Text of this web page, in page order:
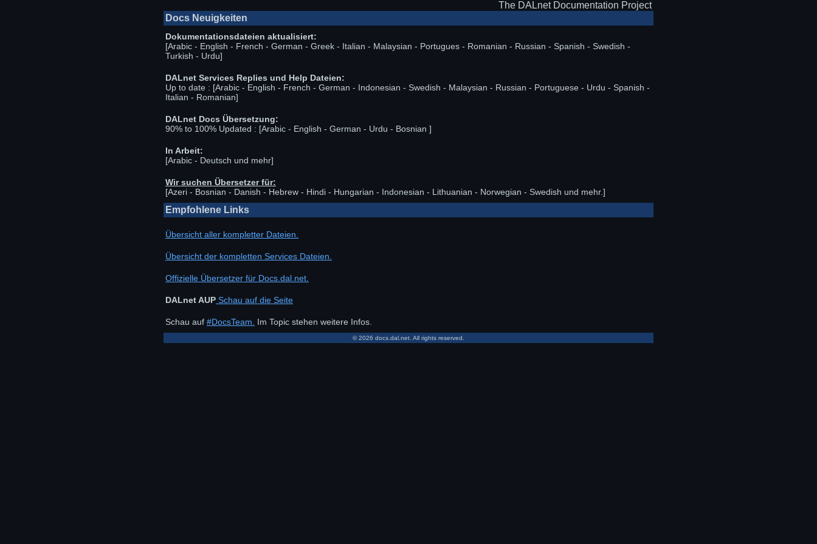
The DALnet Documentation Project
Docs Neuigkeiten
Dokumentationsdateien aktualisiert:
[Arabic - English - French - German - Greek - Italian - Malaysian - Portugues - Romanian - Russian - Spanish - Swedish -
Turkish - Urdu]
DALnet Services Replies und Help Dateien:
Up to date : [Arabic - English - French - German - Indonesian - Swedish - Malaysian - Russian - Portuguese - Urdu - Spanish -
Italian - Romanian]
DALnet Docs Übersetzung:
90% to 100% Updated : [Arabic - English - German - Urdu - Bosnian ]
In Arbeit:
[Arabic - Deutsch und mehr]
Wir suchen Übersetzer für:
[Azeri - Bosnian - Danish - Hebrew - Hindi - Hungarian - Indonesian - Lithuanian - Norwegian - Swedish und mehr.]
Empfohlene Links
Übersicht aller kompletter Dateien.
Übersicht der kompletten Services Dateien.
Offizielle Übersetzer für Docs.dal.net.
DALnet AUP Schau auf die Seite
Schau auf #DocsTeam. Im Topic stehen weitere Infos.
© 2026 docs.dal.net. All rights reserved.